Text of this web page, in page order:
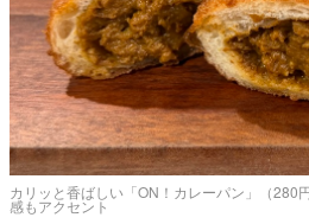
カリッと香ばしい「ON！カレーパン」（280
感もアクセント